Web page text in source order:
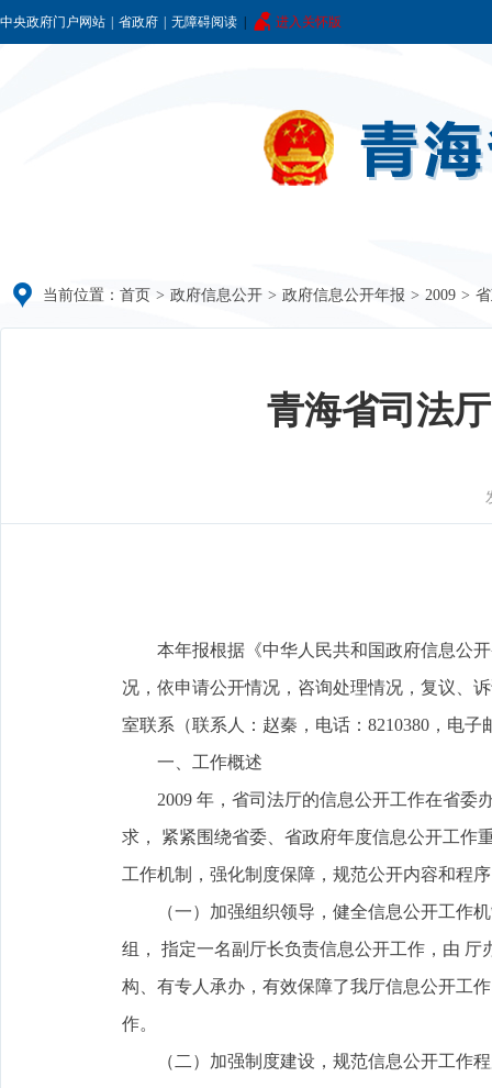
中央政府门户网站 省政府 无障碍阅读 进入关怀版
当前位置： 首页 > 政府信息公开 > 政府信息公开年报 > 2009 >
青海省司法
本年报根据《中华人民共和国政府信息公开
况，依申请公开情况，咨询处理情况，复议、
室联系（联系人：赵秦，电话：8210380，电子
一、工作概述
2009 年，省司法厅的信息公开工作在省委
求， 紧紧围绕省委、省政府年度信息公开工作
工作机制，强化制度保障，规范公开内容和程
（一）加强组织领导，健全信息公开工作机
组， 指定一名副厅长负责信息公开工作，由
构、有专人承办，有效保障了我厅信息公开工
作。
（二）加强制度建设，规范信息公开工作程